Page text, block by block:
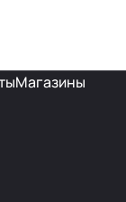
Магазины